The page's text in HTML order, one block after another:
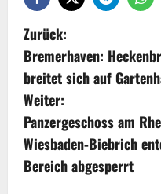
Zurück:
Bremerhaven:
breitet sich auf
Weiter:
Panzergeschoss am
Wiesbaden-Biebrich
Bereich abgesperrt